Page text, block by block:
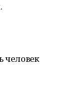
человек